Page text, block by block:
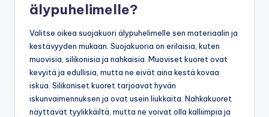
älypuhelimelle?
Valitse oikea suojakuori älypuhelimelle sen materiaalin ja
kestävyyden mukaan. Suojakuoria on erilaisia, kuten
muovisia, silikonisia ja nahkaisia. Muoviset kuoret ovat
kevyitä ja edullisia, mutta ne eivät aina kestä kovaa
iskua. Silikoniset kuoret tarjoavat hyvän
iskunvaimennuksen ja ovat usein liukkaita. Nahkakuoret
näyttävät tyylikkäiltä, mutta ne voivat olla kalliimpia ja